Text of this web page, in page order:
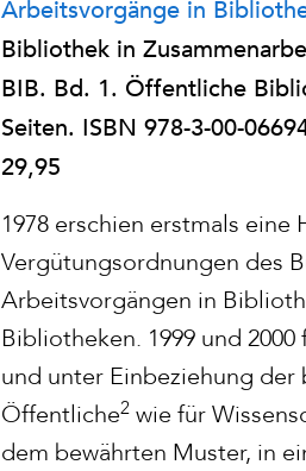
Arbeitsvorgänge in
Bibliothek in
BIB. Bd. 1. Öffentliche
Seiten. ISBN 978-3-00-
29,95
1978 erschien erstmals eine
Vergütungsordnungen des
Arbeitsvorgängen in
Bibliotheken. 1999 und
und unter Einbeziehung
Öffentliche2 wie für
dem bewährten Muster, in